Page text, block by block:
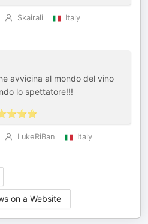
Skairali
Italy
avvicina al mondo del vino
lo spettatore!!!
LukeRiBan
Italy
on a Website